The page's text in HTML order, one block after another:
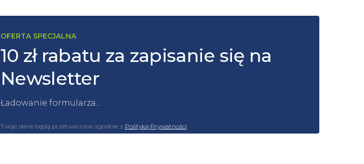
OFERTA SPECJALNA
10 zł rabatu za zapisanie się na
Newsletter
Ładowanie formularza...
Twoje dane będą przetwarzane zgodnie z Polityką Prywatności